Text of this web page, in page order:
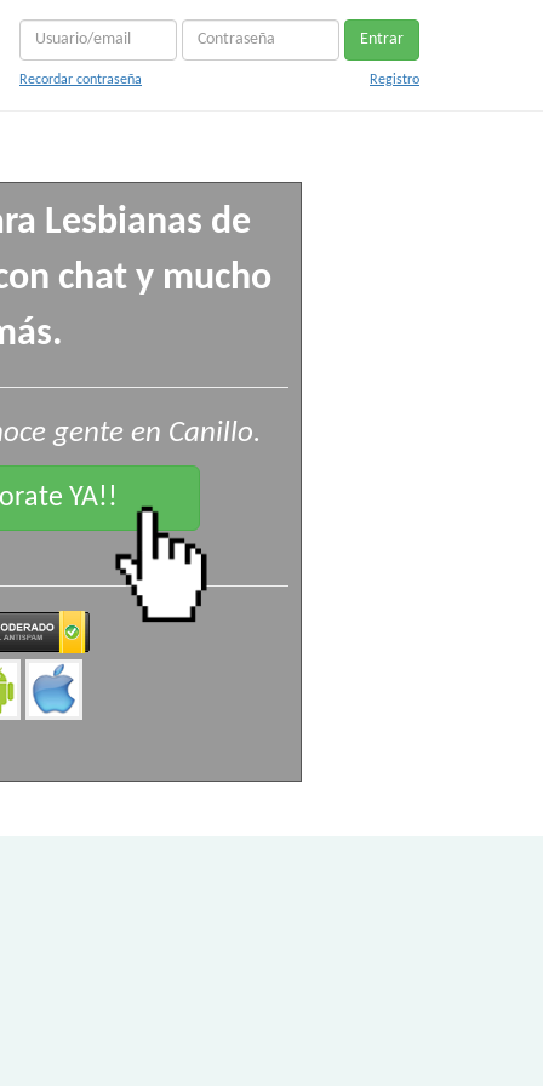
Entrar
Recordar contraseña Registro
Lesbianas de
chat y mucho
gente en Canillo.
YA!!